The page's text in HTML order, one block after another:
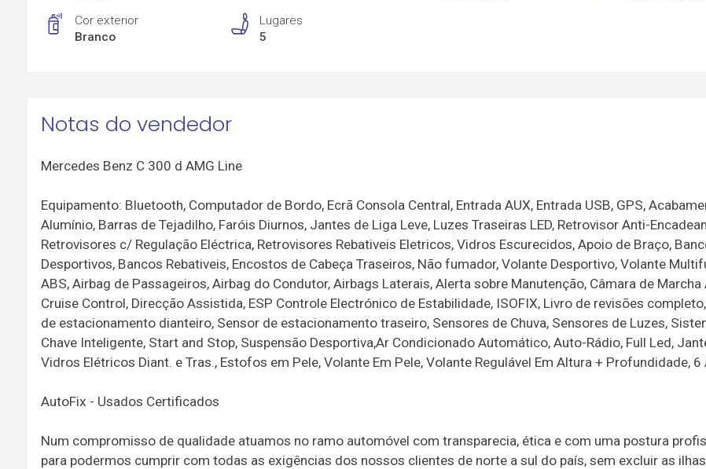
Cor exterior
Branco
Lugares
5
Notas do vendedor
Mercedes Benz C 300 d AMG Line
Equipamento: Bluetooth, Computador de Bordo, Ecrã Consola Central, Entrada AUX, Entrada USB, GPS,
Alumínio, Barras de Tejadilho, Faróis Diurnos, Jantes de Liga Leve, Luzes Traseiras LED, Retrovisor Anti-
Retrovisores c/ Regulação Eléctrica, Retrovisores Rebativeis Eletricos, Vidros Escurecidos, Apoio de Braço,
Desportivos, Bancos Rebativeis, Encostos de Cabeça Traseiros, Não fumador, Volante Desportivo, Volante
ABS, Airbag de Passageiros, Airbag do Condutor, Airbags Laterais, Alerta sobre Manutenção, Câmara de Marcha
Cruise Control, Direcção Assistida, ESP Controle Electrónico de Estabilidade, ISOFIX, Livro de revisões
de estacionamento dianteiro, Sensor de estacionamento traseiro, Sensores de Chuva, Sensores de Luzes,
Chave Inteligente, Start and Stop, Suspensão Desportiva,Ar Condicionado Automático, Auto-Rádio, Full Led,
Vidros Elétricos Diant. e Tras., Estofos em Pele, Volante Em Pele, Volante Regulável Em Altura + Profundidade, 6
AutoFix - Usados Certificados
Num compromisso de qualidade atuamos no ramo automóvel com transparecia, ética e com uma postura
para podermos cumprir com todas as exigências dos nossos clientes de norte a sul do país, sem excluir as